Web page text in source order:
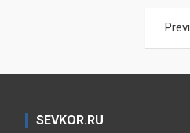
SEVKOR.RU